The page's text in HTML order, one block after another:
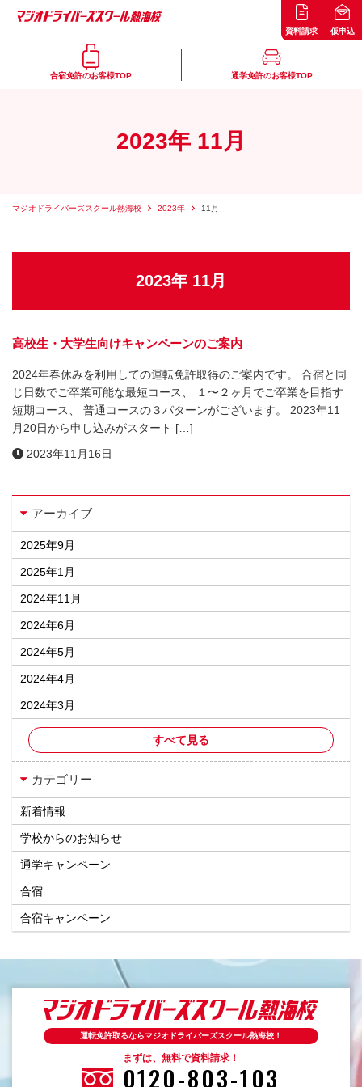
資料請求 仮申込
合宿免許のお客様TOP 通学免許のお客様TOP
2023年 11月
マジオドライバーズスクール熱海校 2023年 11月
2023年 11月
高校生・大学生向けキャンペーンのご案内
2024年春休みを利用しての運転免許取得のご案内です。 合宿と同
じ日数でご卒業可能な最短コース、 １〜２ヶ月でご卒業を目指す
短期コース、 普通コースの３パターンがございます。 2023年11
月20日から申し込みがスタート […]
2023年11月16日
アーカイブ
2025年9月
2025年1月
2024年11月
2024年6月
2024年5月
2024年4月
2024年3月
すべて見る
カテゴリー
新着情報
学校からのお知らせ
通学キャンペーン
合宿
合宿キャンペーン
運転免許取るならマジオドライバーズスクール熱海校！
まずは、無料で資料請求！
0120-803-103